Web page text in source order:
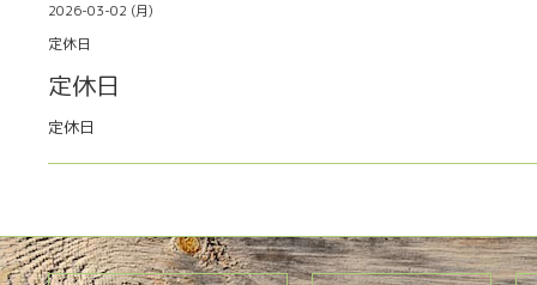
2026-03-02 (月)
定休日
定休日
定休日